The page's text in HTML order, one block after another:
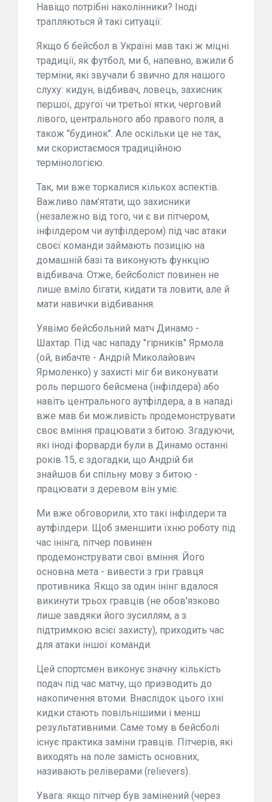
Навіщо потрібні наколінники? Іноді
трапляються й такі ситуації:
Якщо б бейсбол в Україні мав такі ж міцні
традиції, як футбол, ми б, напевно, вжили б
терміни, які звучали б звично для нашого
слуху: кидун, відбивач, ловець, захисник
першої, другої чи третьої ятки, черговий
лівого, центрального або правого поля, а
також "будинок". Але оскільки це не так,
ми скористаємося традиційною
термінологією.
Так, ми вже торкалися кількох аспектів.
Важливо пам'ятати, що захисники
(незалежно від того, чи є ви пітчером,
інфілдером чи аутфілдером) під час атаки
своєї команди займають позицію на
домашній базі та виконують функцію
відбивача. Отже, бейсболіст повинен не
лише вміло бігати, кидати та ловити, але й
мати навички відбивання.
Уявімо бейсбольний матч Динамо -
Шахтар. Під час нападу "гірників" Ярмола
(ой, вибачте - Андрій Миколайович
Ярмоленко) у захисті міг би виконувати
роль першого бейсмена (інфілдера) або
навіть центрального аутфілдера, а в нападі
вже мав би можливість продемонструвати
своє вміння працювати з битою. Згадуючи,
які іноді форварди були в Динамо останні
років 15, є здогадки, що Андрій би
знайшов би спільну мову з битою -
працювати з деревом він уміє.
Ми вже обговорили, хто такі інфілдери та
аутфілдери. Щоб зменшити їхню роботу під
час інінга, пітчер повинен
продемонструвати свої вміння. Його
основна мета - вивести з гри гравця
противника. Якщо за один інінг вдалося
викинути трьох гравців (не обов'язково
лише завдяки його зусиллям, а з
підтримкою всієї захисту), приходить час
для атаки іншої команди.
Цей спортсмен виконує значну кількість
подач під час матчу, що призводить до
накопичення втоми. Внаслідок цього їхні
кидки стають повільнішими і менш
результативними. Саме тому в бейсболі
існує практика заміни гравців. Пітчерів, які
виходять на поле замість основних,
називають реліверами (relievers).
Увага: якщо пітчер був замінений (через